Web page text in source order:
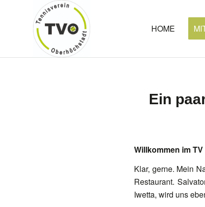
HOME
Ein
Willkommen im
Klar, gerne. Mein
Restaurant.
Iwetta, wird uns